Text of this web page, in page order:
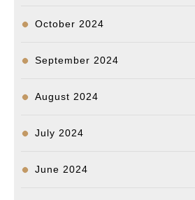
October 2024
September 2024
August 2024
July 2024
June 2024